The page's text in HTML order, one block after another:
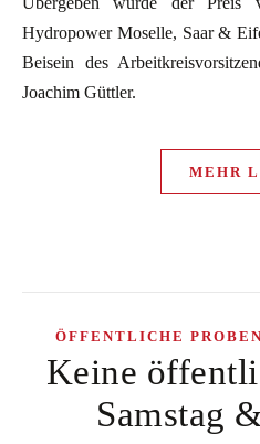
Hydropower Moselle, Saar &
Beisein des
Joachim Güttler.
MEHR
ÖFFENTLICHE
Keine
Samstag